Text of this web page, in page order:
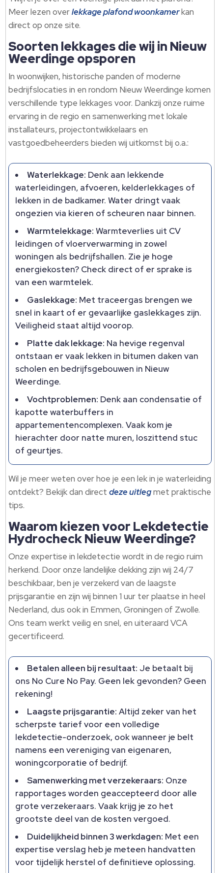
Meer lezen overlekkage plafond woonkamerkan
direct op onze site.
Soorten lekkages die wij in Nieuw
Weerdinge opsporen
In woonwijken, historische panden of moderne
bedrijfslocaties in en rondom Nieuw Weerdinge komen
verschillende type lekkages voor. Dankzij onze ruime
ervaring in de regio en samenwerking met lokale
installateurs, projectontwikkelaars en
vastgoedbeheerders bieden wij uitkomst bij o.a.:
Waterlekkage: Denk aan lekkende
waterleidingen, afvoeren, kelderlekkages of
lekken in de badkamer. Water dringt vaak
ongezien via kieren of scheuren naar binnen.
Warmtelekkage: Warmteverlies uit CV
leidingen of vloerverwarming in zowel
woningen als bedrijfshallen. Zie je hoge
energiekosten? Check direct of er sprake is
van een warmtelek.
Gaslekkage: Met traceergas brengen we
snel in kaart of er gevaarlijke gaslekkages zijn.
Veiligheid staat altijd voorop.
Platte dak lekkage: Na hevige regenval
ontstaan er vaak lekken in bitumen daken van
scholen en bedrijfsgebouwen in Nieuw
Weerdinge.
Vochtproblemen: Denk aan condensatie of
kapotte waterbuffers in
appartementencomplexen. Vaak kom je
hierachter door natte muren, loszittend stuc
of geurtjes.
Wil je meer weten over hoe je een lek in je waterleiding
ontdekt? Bekijk dan directdeze uitlegmet praktische
tips.
Waarom kiezen voor Lekdetectie
Hydrocheck Nieuw Weerdinge?
Onze expertise in lekdetectie wordt in de regio ruim
herkend. Door onze landelijke dekking zijn wij 24/7
beschikbaar, ben je verzekerd van de laagste
prijsgarantie en zijn wij binnen 1 uur ter plaatse in heel
Nederland, dus ook in Emmen, Groningen of Zwolle.
Ons team werkt veilig en snel, en uiteraard VCA
gecertificeerd.
Betalen alleen bij resultaat: Je betaalt bij
ons No Cure No Pay. Geen lek gevonden? Geen
rekening!
Laagste prijsgarantie: Altijd zeker van het
scherpste tarief voor een volledige
lekdetectie-onderzoek, ook wanneer je belt
namens een vereniging van eigenaren,
woningcorporatie of bedrijf.
Samenwerking met verzekeraars: Onze
rapportages worden geaccepteerd door alle
grote verzekeraars. Vaak krijg je zo het
grootste deel van de kosten vergoed.
Duidelijkheid binnen 3 werkdagen: Met een
expertise verslag heb je meteen handvatten
voor tijdelijk herstel of definitieve oplossing.